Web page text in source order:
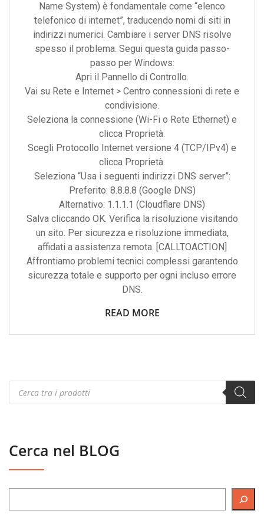
Name System) è fondamentale come “elenco
telefonico di internet”, traducendo nomi di siti in
indirizzi numerici. Cambiare i server DNS risolve
spesso il problema. Segui questa guida passo-
passo per Windows:
Apri il Pannello di Controllo.
Vai su Rete e Internet > Centro connessioni di rete e
condivisione.
Seleziona la connessione (Wi-Fi o Rete Ethernet) e
clicca Proprietà.
Scegli Protocollo Internet versione 4 (TCP/IPv4) e
clicca Proprietà.
Seleziona “Usa i seguenti indirizzi DNS server”:
Preferito: 8.8.8.8 (Google DNS)
Alternativo: 1.1.1.1 (Cloudflare DNS)
Salva cliccando OK. Verifica la risoluzione visitando
un sito. Per sicurezza e risoluzione immediata,
affidati a assistenza remota. [CALLTOACTION]
Affrontiamo problemi tecnici complessi garantendo
sicurezza totale e supporto per ogni incluso errore
DNS.
READ MORE
Products
search
Cerca nel BLOG